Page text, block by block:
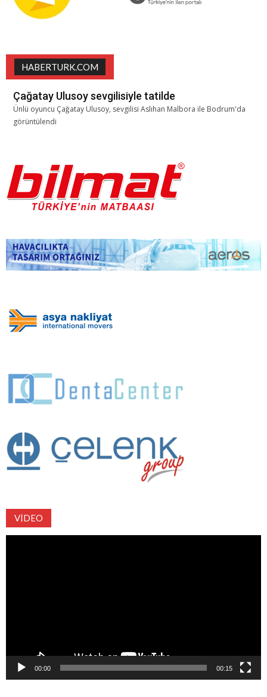
HABERTURK.COM
Çağatay Ulusoy sevgilisiyle tatilde
Ünlü oyuncu Çağatay Ulusoy, sevgilisi Aslıhan Malbora ile Bodrum'da
görüntülendi
VIDEO
00:00 00:15